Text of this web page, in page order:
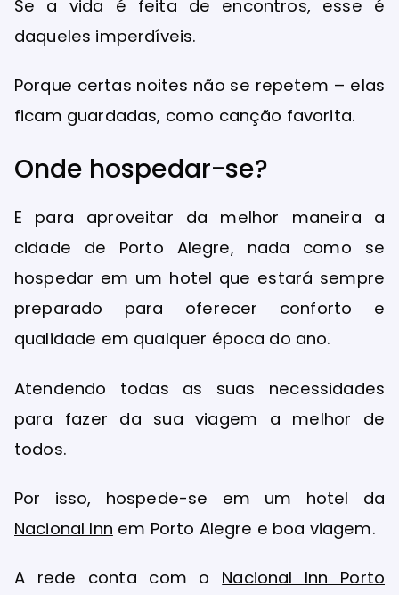
Se a vida é feita de encontros, esse é
daqueles imperdíveis.
Porque certas noites não se repetem – elas
ficam guardadas, como canção favorita.
Onde hospedar-se?
E para aproveitar da melhor maneira a
cidade de Porto Alegre, nada como se
hospedar em um hotel que estará sempre
preparado para oferecer conforto e
qualidade em qualquer época do ano.
Atendendo todas as suas necessidades
para fazer da sua viagem a melhor de
todos.
Por isso, hospede-se em um hotel da
Nacional Inn em Porto Alegre e boa viagem.
A rede conta com o Nacional Inn Porto